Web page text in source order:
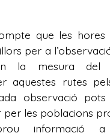
que les hores
per a
la mesura del
aquestes rutes
observació
per les poblacions
informació